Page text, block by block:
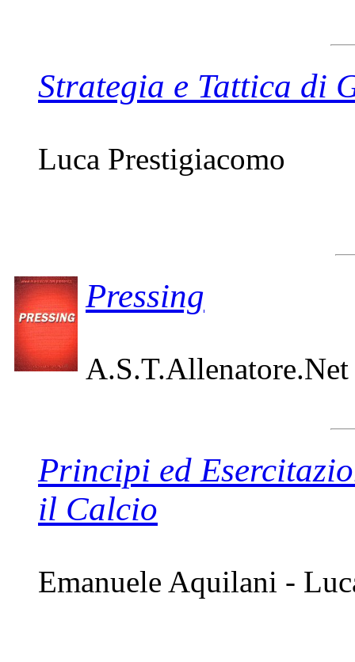
Strategia e Tattica di
Luca Prestigiacomo
Pressing
A.S.T.Allenatore.Net
Principi ed
il Calcio
Emanuele Aquilani -